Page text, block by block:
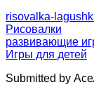
risovalka-
Рисовалки
развивающие
Игры для детей
Submitted by